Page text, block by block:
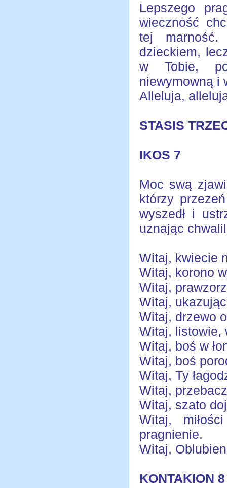
Lepszego
wieczność
tej
dzieckiem,
w Tobie,
niewymowną i
Alleluja,
STASIS
IKOS 7
Moc swą
którzy
wyszedł i
uznając
Witaj, kwiecie
Witaj, korono
Witaj,
Witaj,
Witaj, drzewo
Witaj, listowie,
Witaj, boś w
Witaj, boś
Witaj, Ty
Witaj,
Witaj, szato
Witaj,
pragnienie.
Witaj,
KONTAKION 8